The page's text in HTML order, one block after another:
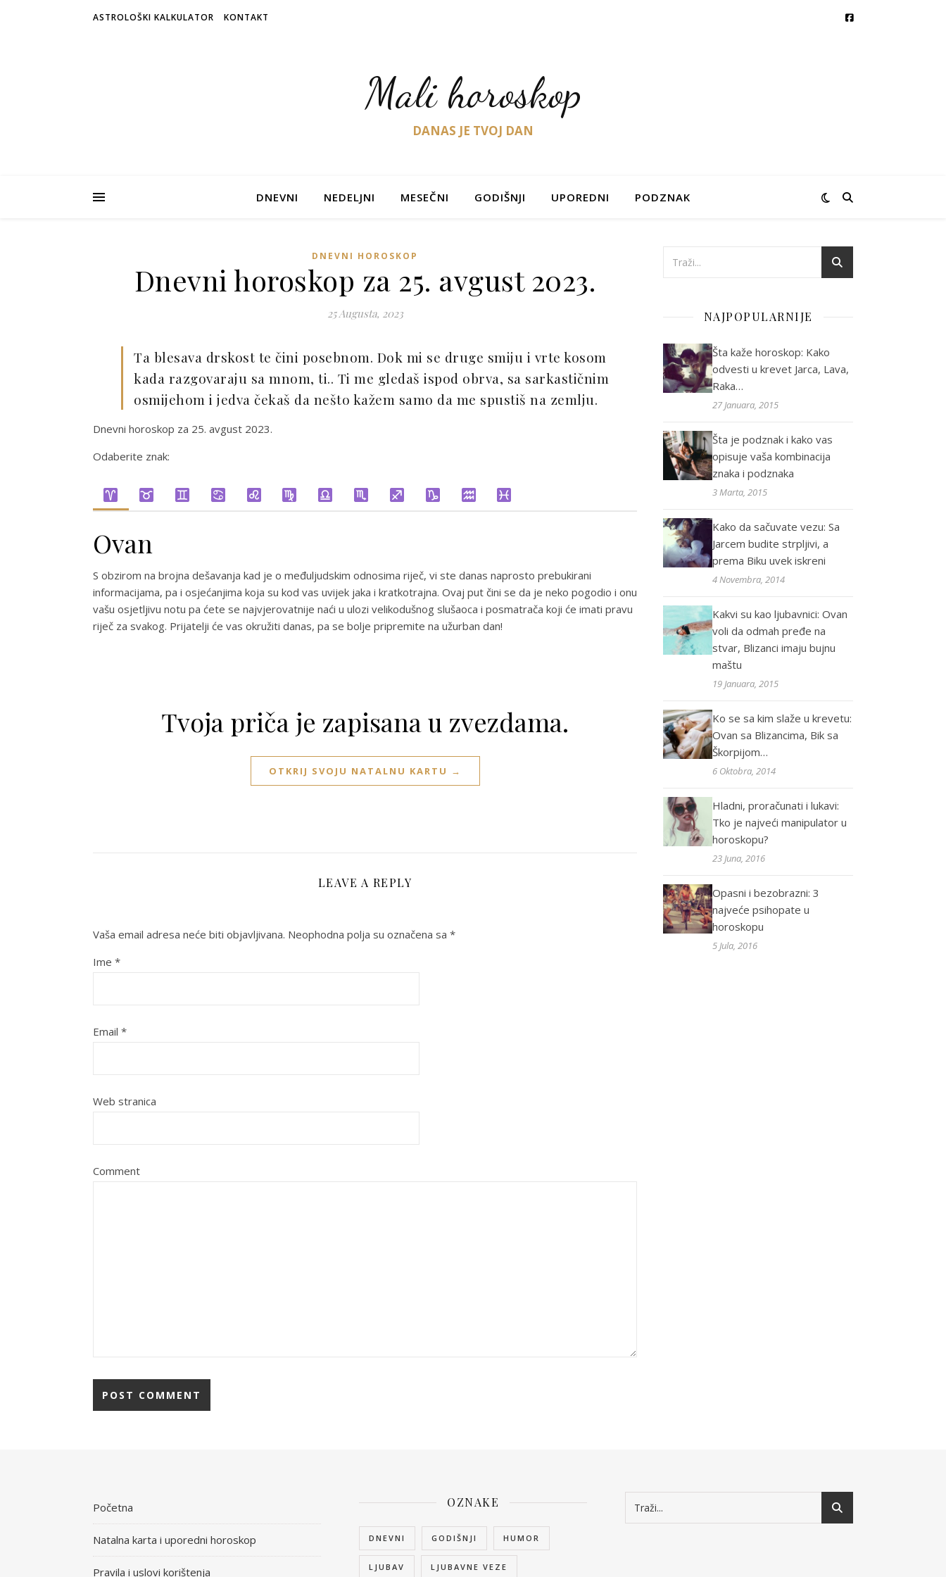
ASTROLOŠKI KALKULATOR KONTAKT
Mali horoskop
DANAS JE TVOJ DAN
DNEVNI NEDELJNI MESEČNI GODIŠNJI UPOREDNI PODZNAK
DNEVNI HOROSKOP
Dnevni horoskop za 25. avgust 2023.
25 Augusta, 2023
Ta blesava drskost te čini posebnom. Dok mi se druge smiju i vrte kosom
kada razgovaraju sa mnom, ti.. Ti me gledaš ispod obrva, sa sarkastičnim
osmijehom i jedva čekaš da nešto kažem samo da me spustiš na zemlju.
Dnevni horoskop za 25. avgust 2023.
Odaberite znak:
Ovan
S obzirom na brojna dešavanja kad je o međuljudskim odnosima riječ, vi ste danas naprosto prebukirani
informacijama, pa i osjećanjima koja su kod vas uvijek jaka i kratkotrajna. Ovaj put čini se da je neko pogodio i onu
vašu osjetljivu notu pa ćete se najvjerovatnije naći u ulozi velikodušnog slušaoca i posmatrača koji će imati pravu
riječ za svakog. Prijatelji će vas okružiti danas, pa se bolje pripremite na užurban dan!
Tvoja priča je zapisana u zvezdama.
OTKRIJ SVOJU NATALNU KARTU →
LEAVE A REPLY
Vaša email adresa neće biti objavljivana. Neophodna polja su označena sa *
Ime *
Email *
Web stranica
Comment
NAJPOPULARNIJE
Šta kaže horoskop: Kako
odvesti u krevet Jarca, Lava,
Raka…
27 Januara, 2015
Šta je podznak i kako vas
opisuje vaša kombinacija
znaka i podznaka
3 Marta, 2015
Kako da sačuvate vezu: Sa
Jarcem budite strpljivi, a
prema Biku uvek iskreni
4 Novembra, 2014
Kakvi su kao ljubavnici: Ovan
voli da odmah pređe na
stvar, Blizanci imaju bujnu
maštu
19 Januara, 2015
Ko se sa kim slaže u krevetu:
Ovan sa Blizancima, Bik sa
Škorpijom…
6 Oktobra, 2014
Hladni, proračunati i lukavi:
Tko je najveći manipulator u
horoskopu?
23 Juna, 2016
Opasni i bezobrazni: 3
najveće psihopate u
horoskopu
5 Jula, 2016
Početna
Natalna karta i uporedni horoskop
Pravila i uslovi korištenja
OZNAKE
DNEVNI GODIŠNJI HUMOR
LJUBAV LJUBAVNE VEZE